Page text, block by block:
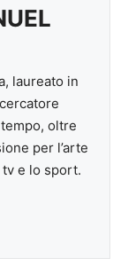
laureato in
oltre
per l’arte
e lo sport.